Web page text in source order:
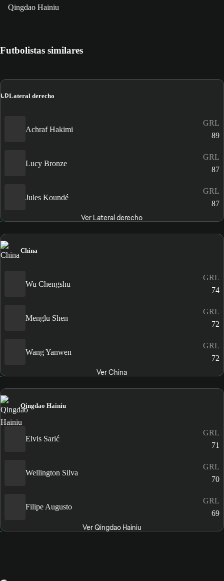
Qingdao Hainiu
Futbolistas similares
LDLateral derecho
Achraf Hakimi
GRL
89
Lucy Bronze
GRL
87
Jules Koundé
GRL
87
Ver Lateral derecho
China
Wu Chengshu
GRL
74
Menglu Shen
GRL
72
Wang Yanwen
GRL
72
Ver China
Qingdao Hainiu
Elvis Sarić
GRL
71
Wellington Silva
GRL
70
Filipe Augusto
GRL
69
Ver Qingdao Hainiu